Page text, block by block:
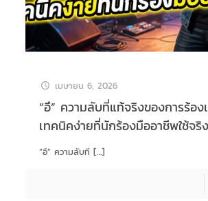
เมษายน 6, 2026
“อึ” ความลับที่แท้จริงของการร้อง
เทคนิคง่ายที่นักร้องมืออาชีพใช้จริง
“อึ” ความลับที[…]